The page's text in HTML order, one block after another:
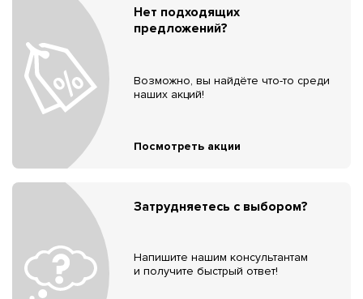
Нет подходящих
предложений?
Возможно, вы найдёте что-то среди
наших акций!
Посмотреть акции
Затрудняетесь с выбором?
Напишите нашим консультантам
и получите быстрый ответ!